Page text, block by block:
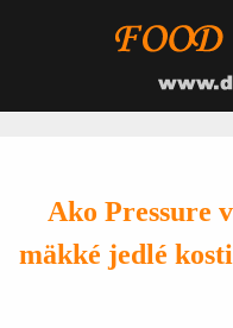
Ako Pressure
mäkké jedlé kosti